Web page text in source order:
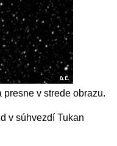
presne v strede obrazu.
v súhvezdí Tukan